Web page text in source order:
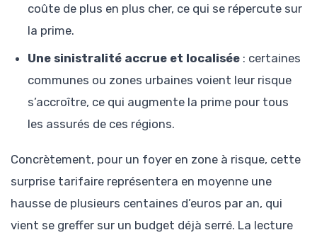
coûte de plus en plus cher, ce qui se répercute sur
la prime.
Une sinistralité accrue et localisée : certaines
communes ou zones urbaines voient leur risque
s’accroître, ce qui augmente la prime pour tous
les assurés de ces régions.
Concrètement, pour un foyer en zone à risque, cette
surprise tarifaire représentera en moyenne une
hausse de plusieurs centaines d’euros par an, qui
vient se greffer sur un budget déjà serré. La lecture